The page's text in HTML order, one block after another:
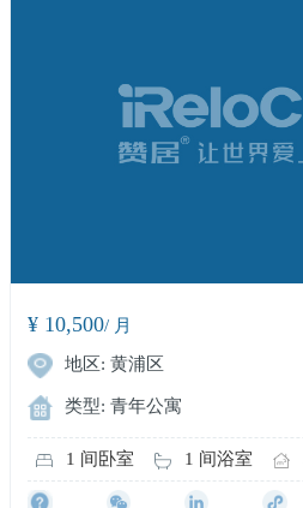
¥ 10,500/ 月
地区: 黄浦区
类型: 青年公寓
1 间卧室 1 间浴室